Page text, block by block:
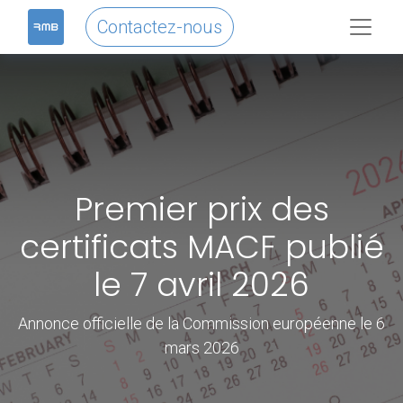
Contactez-nous
Premier prix des
certificats MACF publié
le 7 avril 2026
Annonce officielle de la Commission européenne le 6
mars 2026